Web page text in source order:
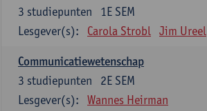
1E SEM
3 studiepunten
Lesgever(s):
Carola Strobl Jim Ureel
Communicatiewetenschap
2E SEM
3 studiepunten
Lesgever(s):
Wannes Heirman